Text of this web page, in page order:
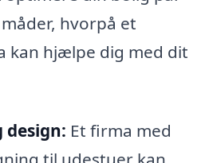
hvorpå et
kan hjælpe dig med dit
design: Et firma med